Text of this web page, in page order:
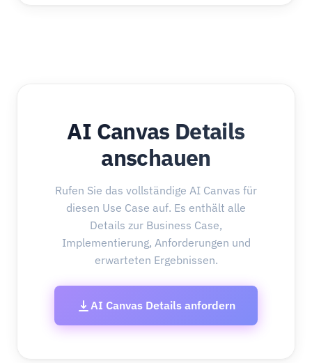
AI Canvas Details
anschauen
Rufen Sie das vollständige AI Canvas für
diesen Use Case auf. Es enthält alle
Details zur Business Case,
Implementierung, Anforderungen und
erwarteten Ergebnissen.
AI Canvas Details anfordern